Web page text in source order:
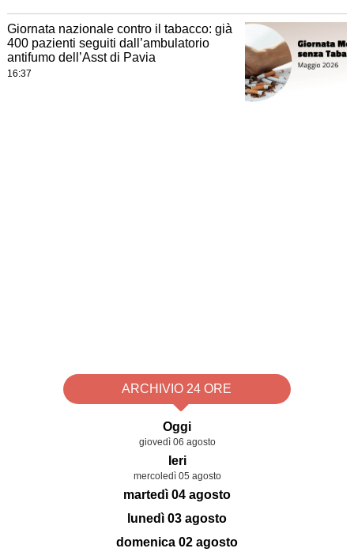
Giornata nazionale contro il tabacco: già
400 pazienti seguiti dall’ambulatorio
antifumo dell’Asst di Pavia
16:37
ARCHIVIO 24 ORE
Oggi
giovedì 06 agosto
Ieri
mercoledì 05 agosto
martedì 04 agosto
lunedì 03 agosto
domenica 02 agosto